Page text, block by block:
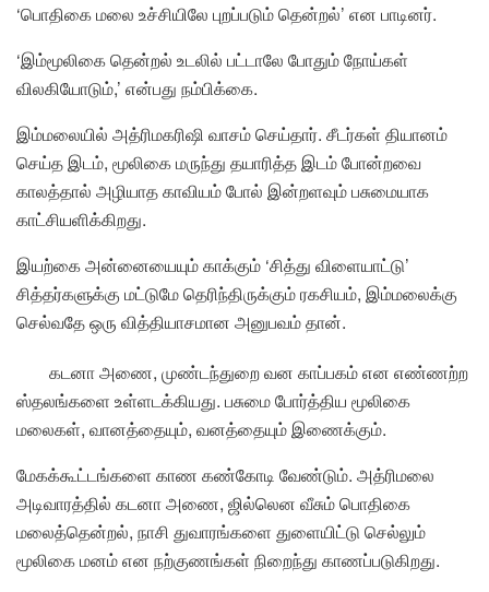
‘பொதிகை மலை உச்சியிலே புறப்படும் தென்றல்’ என பாடினர்.
‘இம்மூலிகை தென்றல் உடலில் பட்டாலே போதும் நோய்கள்
விலகியோடும்,’ என்பது நம்பிக்கை.
இம்மலையில் அத்ரிமகரிஷி வாசம் செய்தார். சீடர்கள் தியானம்
செய்த இடம், மூலிகை மருந்து தயாரித்த இடம் போன்றவை
காலத்தால் அழியாத காவியம் போல் இன்றளவும் பசுமையாக
காட்சியளிக்கிறது.
இயற்கை அன்னையையும் காக்கும் ‘சித்து விளையாட்டு’
சித்தர்களுக்கு மட்டுமே தெரிந்திருக்கும் ரகசியம், இம்மலைக்கு
செல்வதே ஒரு வித்தியாசமான அனுபவம் தான்.
கடனா அணை, முண்டந்துறை வன காப்பகம் என எண்ணற்ற
ஸ்தலங்களை உள்ளடக்கியது. பசுமை போர்த்திய மூலிகை
மலைகள், வானத்தையும், வனத்தையும் இணைக்கும்.
மேகக்கூட்டங்களை காண கண்கோடி வேண்டும். அத்ரிமலை
அடிவாரத்தில் கடனா அணை, ஜில்லென வீசும் பொதிகை
மலைத்தென்றல், நாசி துவாரங்களை துளையிட்டு செல்லும்
மூலிகை மனம் என நற்குணங்கள் நிறைந்து காணப்படுகிறது.